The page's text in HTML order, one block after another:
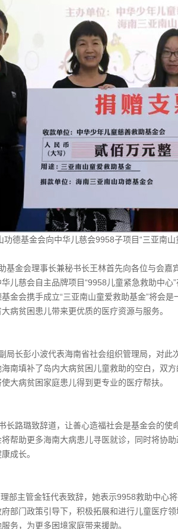
功德基金会向中华儿慈会9958子项目“三亚南
基金会理事长兼秘书长王林首先向各位与会
儿慈会自主品牌项目“9958儿童紧急救助中
金会携手成立“三亚南山童爱救助基金”将会
病贫困患儿带来更优质的医疗资源与服务。
局长彭小波代表海南省社会组织管理局，对
南填补了岛内大病贫困儿童救助的空白，双
大病贫困家庭患儿得到更专业的医疗帮扶。
长路璐致辞道，让善心造福社会是基金会的
帮助更多海南大病患儿寻医就诊，同时将协
成长。
部主管金钰代表致辞，她表示9958救助中心
部门政策引导下，积极拓展和进行儿童医疗
务，为更多困境家庭带来援助。